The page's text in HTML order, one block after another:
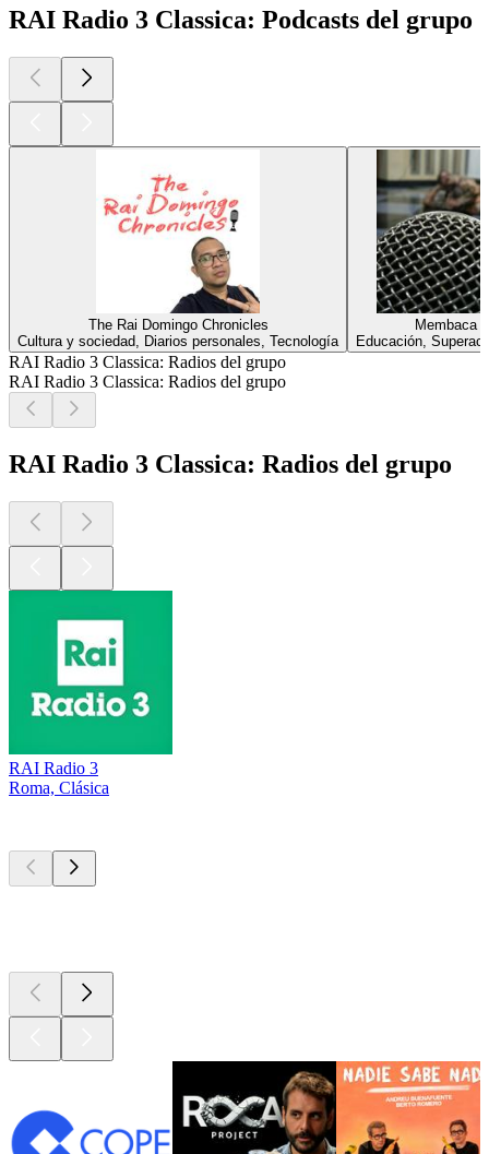
RAI Radio 3 Classica: Podcasts del grupo
The Rai Domingo Chronicles
Cultura y sociedad, Diarios personales, Tecnología
Membaca
Educación,
RAI Radio 3 Classica: Radios del grupo
RAI Radio 3 Classica: Radios del grupo
RAI Radio 3 Classica: Radios del grupo
RAI Radio 3
Roma, Clásica